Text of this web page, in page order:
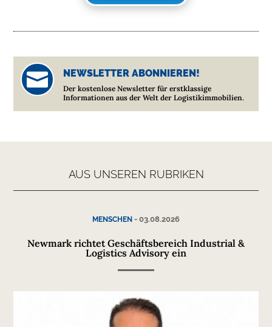
 NEWSLETTER ABONNIEREN!
Der kostenlose Newsletter für erstklassige
Informationen aus der Welt der Logistikimmobilien.
AUS UNSEREN RUBRIKEN
MENSCHEN - 03.08.2026
Newmark richtet Geschäftsbereich Industrial &
Logistics Advisory ein